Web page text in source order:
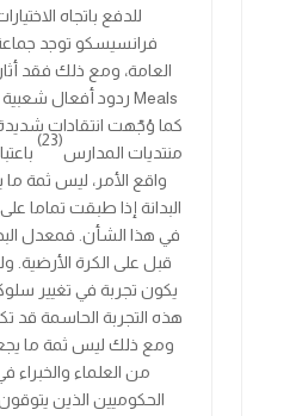
للدفع باتجاه
فرانسيسكو توجد
العامة، ومع ذلك فقد
Mealsردود أفعال
كما وُجّهت انتقادات
منتديات المدارس
(23)
واقع الأمر، ليس ثمة ما
البدانة إذا طبقت تماما
في هذا الشأن. فمعدل
قبل على الكرة الأرضية.
يكون تجربة في تغيير
هذه التجربة الحاسمة قد
ومع ذلك ليس ثمة ما
من العلماء والخبراء
الحكوميين الذين